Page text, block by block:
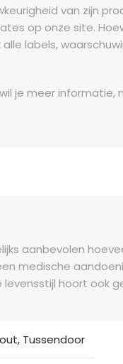
van zijn
op onze site.
labels,
je meer
aanbevolen
medische
hoort ook
, Tussendoor